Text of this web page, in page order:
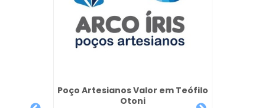
Poço Artesianos Valor em Teófilo
Otoni